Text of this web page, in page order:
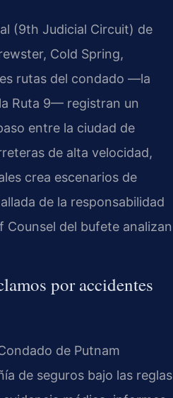
(9th Judicial Circuit) de
Cold Spring,
rutas del condado —la
Ruta 9— registran un
entre la ciudad de
de alta velocidad,
crea escenarios de
de la responsabilidad
Counsel del bufete analizan
por accidentes
de Putnam
de seguros bajo las reglas